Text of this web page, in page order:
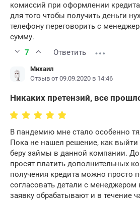
комиссий при оформлении кредита
для того чтобы получить деньги
телефону переговорить с
сумму.
7
Ответить
Михаил
Отзыв от 09.09.2020 в 14:46
Никаких претензий, все
В пандемию мне стало особенно
Пока не нашел решение, как выйти
беру займы в данной компании.
просят платить дополнительных
получения кредита можно просто
согласовать детали с
заявку обрабатывают и в течение